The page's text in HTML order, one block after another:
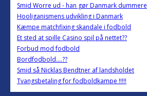
Smid Worre ud - han gør Danmark dummere
Hooliganismens udvikling i Danmark
Kæmpe matchfixing skandale i fodbold
Et sted at spille Casino spil på nettet??
Forbud mod fodbold
Bordfodbold....??
Smid så Nicklas Bendtner af landsholdet
Tvangsbetaling for fodboldkampe !!!!!